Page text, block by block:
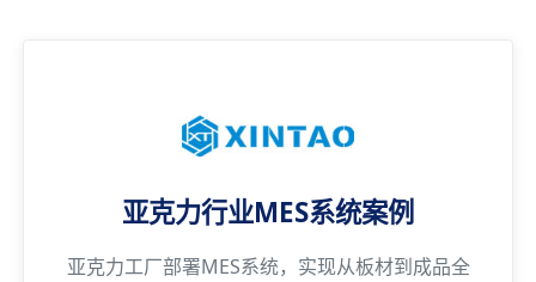
亚克力行业MES系统案例
亚克力工厂部署MES系统，实现从板材到成品全